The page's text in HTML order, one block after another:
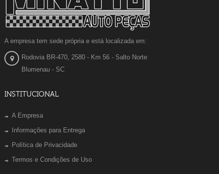
A empresa tem sede própria e está localizada em:
Rodovia BR-470, 2580 - Km 56 - Salto Norte
Blumenau - SC
INSTITUCIONAL
A Empresa
Informações para Entrega
Política de Privacidade
Termos e Condições de Uso